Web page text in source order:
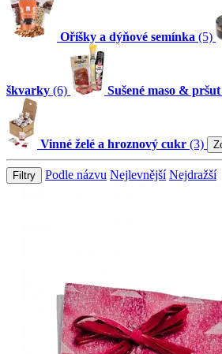
Oříšky a dýňové semínka (5)
škvarky (6) Sušené maso & pršut
Vinné želé a hroznový cukr (3)
Filtry Podle názvu Nejlevnější Nejdražší